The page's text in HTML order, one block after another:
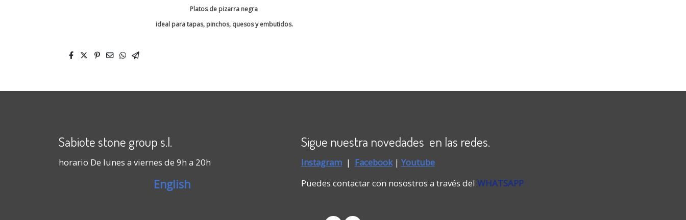
Platos de pizarra negra
ideal para tapas, pinchos, quesos y embutidos.
Sabiote stone group s.l.
horario De lunes a viernes de 9h a 20h
English
Sigue nuestra novedades en las redes.
Instagram | Facebook| Youtube
Puedes contactar con nosostros a través del WHATSAPP